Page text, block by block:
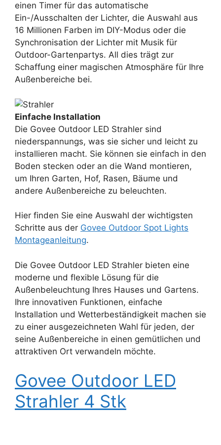
einen Timer für das automatische
Ein-/Ausschalten der Lichter, die Auswahl aus
16 Millionen Farben im DIY-Modus oder die
Synchronisation der Lichter mit Musik für
Outdoor-Gartenpartys. All dies trägt zur
Schaffung einer magischen Atmosphäre für Ihre
Außenbereiche bei.
Einfache Installation
Die Govee Outdoor LED Strahler sind
niederspannungs, was sie sicher und leicht zu
installieren macht. Sie können sie einfach in den
Boden stecken oder an die Wand montieren,
um Ihren Garten, Hof, Rasen, Bäume und
andere Außenbereiche zu beleuchten.
Hier finden Sie eine Auswahl der wichtigsten
Schritte aus der Govee Outdoor Spot Lights
Montageanleitung.
Die Govee Outdoor LED Strahler bieten eine
moderne und flexible Lösung für die
Außenbeleuchtung Ihres Hauses und Gartens.
Ihre innovativen Funktionen, einfache
Installation und Wetterbeständigkeit machen sie
zu einer ausgezeichneten Wahl für jeden, der
seine Außenbereiche in einen gemütlichen und
attraktiven Ort verwandeln möchte.
Govee Outdoor LED
Strahler 4 Stk